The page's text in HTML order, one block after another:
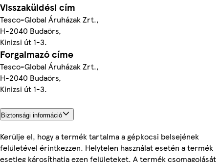
Visszaküldési cím
Tesco-Global Áruházak Zrt.,
H-2040 Budaörs,
Kinizsi út 1-3.
Forgalmazó címe
Tesco-Global Áruházak Zrt.,
H-2040 Budaörs,
Kinizsi út 1-3.
Biztonsági információ
Kerülje el, hogy a termék tartalma a gépkocsi belsejének
felületével érintkezzen. Helytelen használat esetén a termék
esetleg károsíthatja ezen felületeket. A termék csomagolását